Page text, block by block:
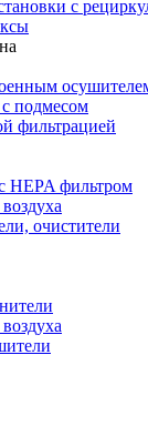
с
подмесом
фильтрацией
HEPA фильтром
очистители